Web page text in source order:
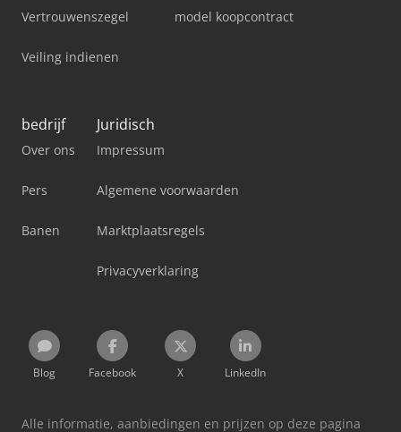
Vertrouwenszegel
Veiling indienen
model koopcontract
bedrijf
Over ons
Pers
Banen
Juridisch
Impressum
Algemene voorwaarden
Marktplaatsregels
Privacyverklaring
Blog Facebook X LinkedIn
Alle informatie, aanbiedingen en prijzen op deze pagina